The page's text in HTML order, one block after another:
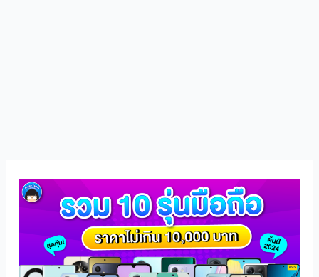
รวม
มือ
ราคา
ไม่